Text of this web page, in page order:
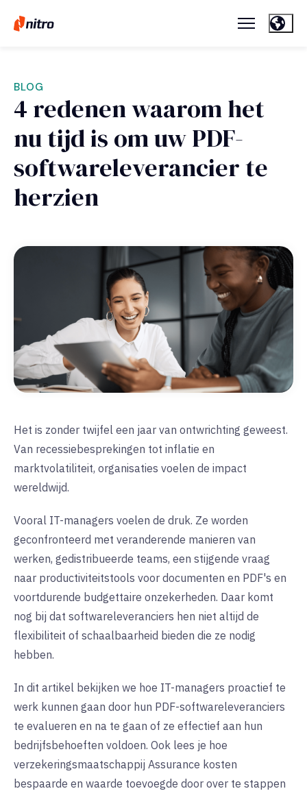
BLOG
4 redenen waarom het
nu tijd is om uw PDF-
softwareleverancier te
herzien
Het is zonder twijfel een jaar van ontwrichting geweest.
Van recessiebesprekingen tot inflatie en
marktvolatiliteit, organisaties voelen de impact
wereldwijd.
Vooral IT-managers voelen de druk. Ze worden
geconfronteerd met veranderende manieren van
werken, gedistribueerde teams, een stijgende vraag
naar productiviteitstools voor documenten en PDF's en
voortdurende budgettaire onzekerheden. Daar komt
nog bij dat softwareleveranciers hen niet altijd de
flexibiliteit of schaalbaarheid bieden die ze nodig
hebben.
In dit artikel bekijken we hoe IT-managers proactief te
werk kunnen gaan door hun PDF-softwareleveranciers
te evalueren en na te gaan of ze effectief aan hun
bedrijfsbehoeften voldoen. Ook lees je hoe
verzekeringsmaatschappij Assurance kosten
bespaarde en waarde toevoegde door over te stappen